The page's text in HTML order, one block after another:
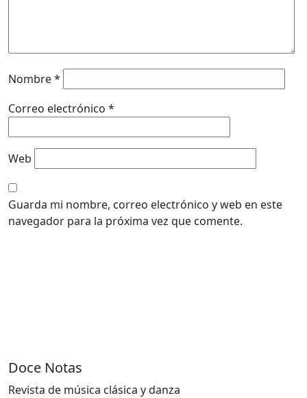
Nombre*
Correo electrónico *
Web
Guarda mi nombre, correo electrónico y web en este
navegador para la próxima vez que comente.
Doce Notas
Revista de música clásica y danza